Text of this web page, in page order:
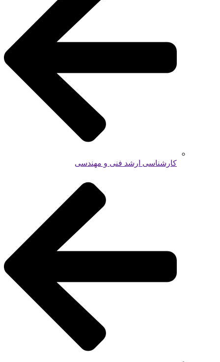
کارشناسی ارشد فنی و مهندسی